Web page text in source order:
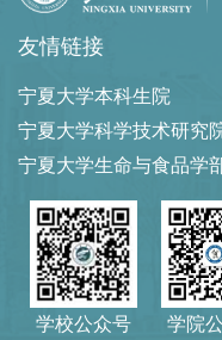
友情链接
宁夏大学本科生院
宁夏大学科学技术研究
宁夏大学生命与食品学
学校公众号 学院